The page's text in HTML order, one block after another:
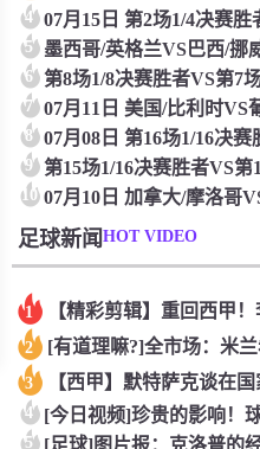
4
5
6
7
8
9
10
足球新闻 HOT VIDEO
1
2
3
4
5